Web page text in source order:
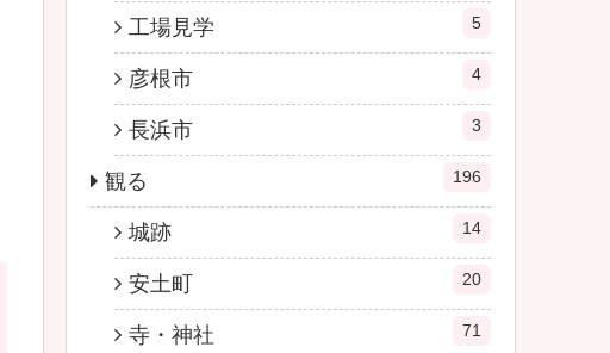
工場見学 5
彦根市 4
長浜市 3
観る 196
城跡 14
安土町 20
寺・神社 71